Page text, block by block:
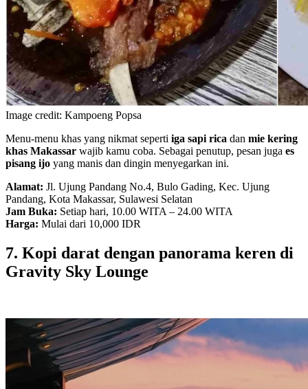
Image credit: Kampoeng Popsa
Menu-menu khas yang nikmat seperti iga sapi rica dan mie kering
khas Makassar wajib kamu coba. Sebagai penutup, pesan juga es
pisang ijo yang manis dan dingin menyegarkan ini.
Alamat: Jl. Ujung Pandang No.4, Bulo Gading, Kec. Ujung
Pandang, Kota Makassar, Sulawesi Selatan
Jam Buka: Setiap hari, 10.00 WITA – 24.00 WITA
Harga: Mulai dari 10,000 IDR
7. Kopi darat dengan panorama keren di
Gravity Sky Lounge